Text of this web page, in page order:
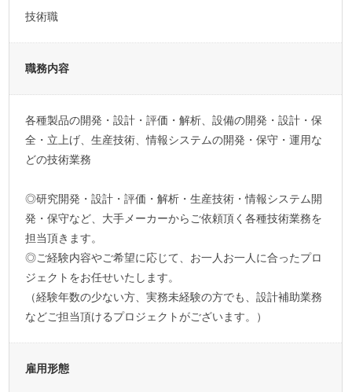
技術職
職務内容
各種製品の開発・設計・評価・解析、設備の開発・設計・保
全・立上げ、生産技術、情報システムの開発・保守・運用な
どの技術業務
◎研究開発・設計・評価・解析・生産技術・情報システム開
発・保守など、大手メーカーからご依頼頂く各種技術業務を
担当頂きます。
◎ご経験内容やご希望に応じて、お一人お一人に合ったプロ
ジェクトをお任せいたします。
（経験年数の少ない方、実務未経験の方でも、設計補助業務
などご担当頂けるプロジェクトがございます。）
雇用形態